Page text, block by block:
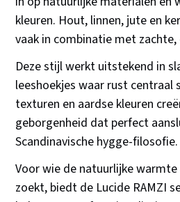
kleuren. Hout, linnen, jute en
vaak in combinatie met
Deze stijl werkt uitstekend in
leeshoekjes waar rust centraal
texturen en aardse kleuren
geborgenheid dat perfect
Scandinavische hygge-filosofie.
Voor wie de natuurlijke
zoekt, biedt de Lucide RAMZI